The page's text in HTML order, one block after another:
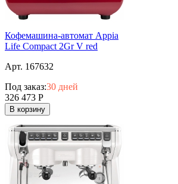
Кофемашина-автомат Appia
Life Compact 2Gr V red
Арт. 167632
Под заказ:30 дней
326 473 Р
В корзину